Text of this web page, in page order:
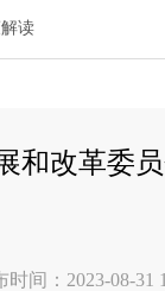
读
和改革委
时间：2023-08-31